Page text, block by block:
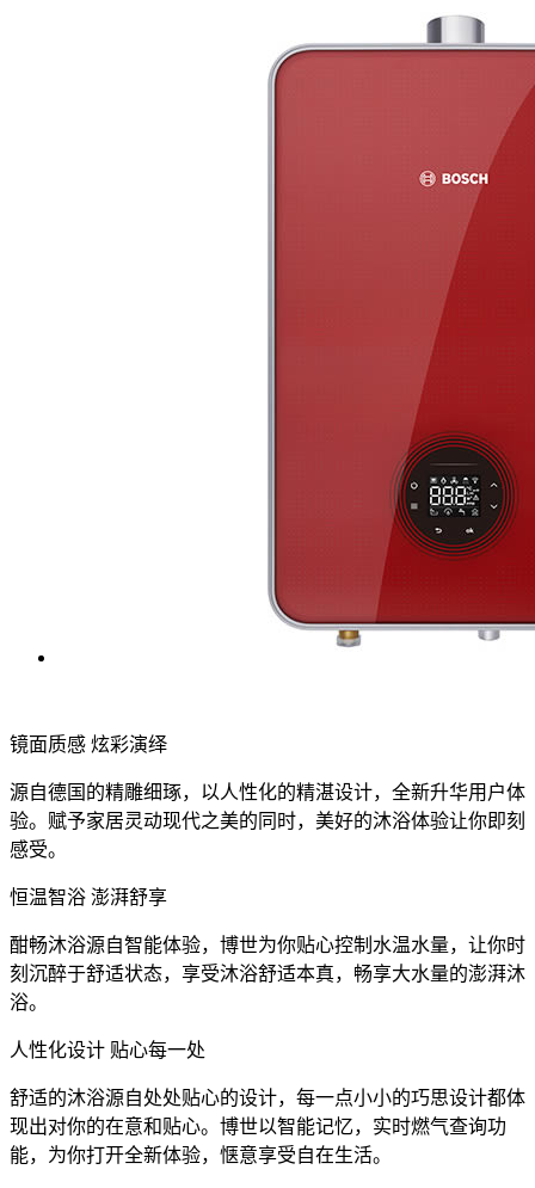
镜面质感 炫彩演绎
源自德国的精雕细琢，以人性化的精湛设计，全新升华用户体
验。赋予家居灵动现代之美的同时，美好的沐浴体验让你即刻
感受。
恒温智浴 澎湃舒享
酣畅沐浴源自智能体验，博世为你贴心控制水温水量，让你时
刻沉醉于舒适状态，享受沐浴舒适本真，畅享大水量的澎湃沐
浴。
人性化设计 贴心每一处
舒适的沐浴源自处处贴心的设计，每一点小小的巧思设计都体
现出对你的在意和贴心。博世以智能记忆，实时燃气查询功
能，为你打开全新体验，惬意享受自在生活。